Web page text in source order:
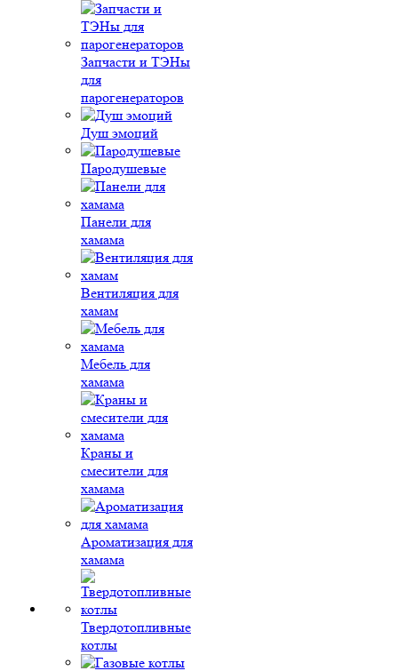
Запчасти и ТЭНы
для
парогенераторов
Душ эмоций
Пародушевые
Панели для
хамама
Вентиляция для
хамам
Мебель для
хамама
Краны и
смесители для
хамама
Ароматизация для
хамама
Твердотопливные
котлы